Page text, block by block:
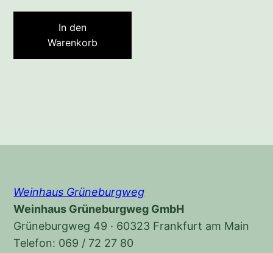
In den
Warenkorb
Weinhaus Grüneburgweg
Weinhaus Grüneburgweg GmbH
Grüneburgweg 49 · 60323 Frankfurt am Main
Telefon: 069 / 72 27 80